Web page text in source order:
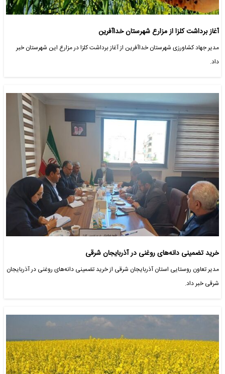
آغاز برداشت کلزا از مزارع شهرستان خداآفرین
مدیر جهاد کشاورزی شهرستان خداآفرین از آغاز برداشت کلزا در مزارع این شهرستان خبر
داد.
خرید تضمینی دانه‌های روغنی در آذربایجان شرقی
مدیر تعاون روستایی استان آذربایجان شرقی از خرید تضمینی دانه‌های روغنی در آذربایجان
شرقی خبر داد.